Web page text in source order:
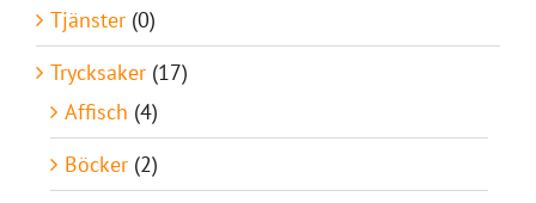
Tjänster (0)
Trycksaker (17)
Affisch (4)
Böcker (2)